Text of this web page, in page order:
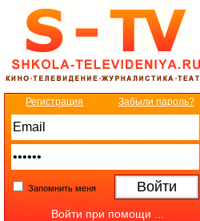
Регистрация Забыли пароль?
Запомнить меня
Войти при помощи ...